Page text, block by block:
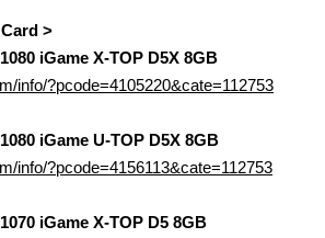
>
iGame X-TOP D5X 8GB
info/?pcode=4105220&cate=112753
iGame U-TOP D5X 8GB
info/?pcode=4156113&cate=112753
iGame X-TOP D5 8GB